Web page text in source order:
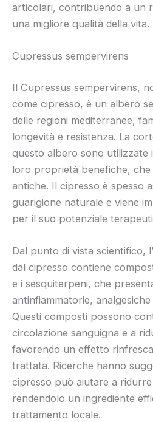
articolari, contribuendo a un
una migliore qualità della vita.
Cupressus sempervirens
Il Cupressus sempervirens,
come cipresso, è un albero
delle regioni mediterranee,
longevità e resistenza. La
questo albero sono utilizzate
loro proprietà benefiche, che
antiche. Il cipresso è spesso
guarigione naturale e viene
per il suo potenziale
Dal punto di vista scientifico,
dal cipresso contiene
e i sesquiterpeni, che
antinfiammatorie,
Questi composti possono
circolazione sanguigna e a
favorendo un effetto
trattata. Ricerche hanno
cipresso può aiutare a
rendendolo un ingrediente
trattamento locale.